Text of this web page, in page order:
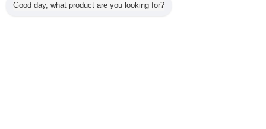
Good day, what product are you looking for?